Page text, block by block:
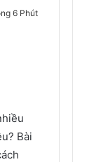
6 Phút
Bài